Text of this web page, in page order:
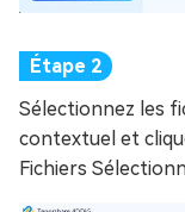
Sélectionnez les
contextuel et
Fichiers